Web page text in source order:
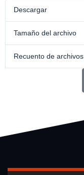
Descargar
Tamaño del archivo
Recuento de archivos